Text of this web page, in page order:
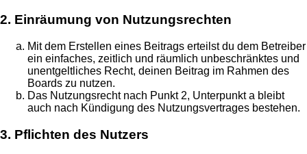
2. Einräumung von Nutzungsrechten
Mit dem Erstellen eines Beitrags erteilst du dem Betreiber
ein einfaches, zeitlich und räumlich unbeschränktes und
unentgeltliches Recht, deinen Beitrag im Rahmen des
Boards zu nutzen.
Das Nutzungsrecht nach Punkt 2, Unterpunkt a bleibt
auch nach Kündigung des Nutzungsvertrages bestehen.
3. Pflichten des Nutzers